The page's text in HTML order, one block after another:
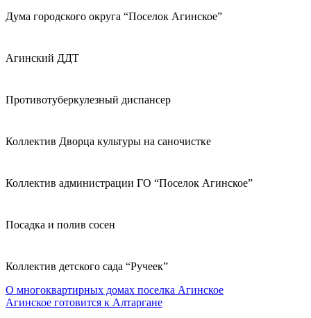
Дума городского округа “Поселок Агинское”
Агинский ДДТ
Противотуберкулезный диспансер
Коллектив Дворца культуры на саночистке
Коллектив администрации ГО “Поселок Агинское”
Посадка и полив сосен
Коллектив детского сада “Ручеек”
Навигация
по
О многоквартирных домах поселка Агинское
Агинское готовится к Алтаргане